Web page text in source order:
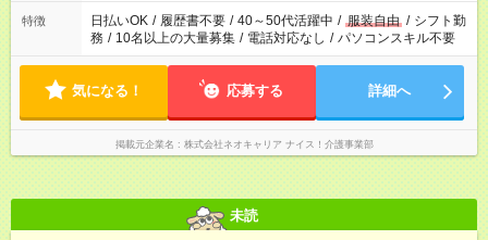
特徴 日払いOK / 履歴書不要 / 40～50代活躍中 / 服装自由 / シフト勤
務 / 10名以上の大量募集 / 電話対応なし / パソコンスキル不要
気になる！ 応募する 詳細へ
掲載元企業名 株式会社ネオキャリア ナイス！介護事業部
未読